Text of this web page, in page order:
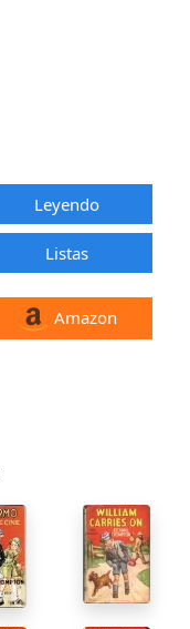
Leyendo
Listas
Amazon